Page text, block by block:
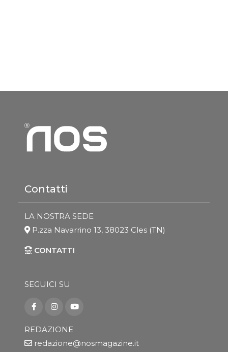
Contatti
LA NOSTRA SEDE
P.zza Navarrino 13, 38023 Cles (TN)
CONTATTI
SEGUICI SU
REDAZIONE
redazione@nosmagazine.it